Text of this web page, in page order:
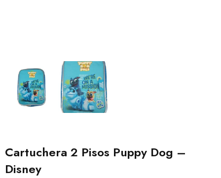
Cartuchera 2 Pisos Puppy Dog –
Disney